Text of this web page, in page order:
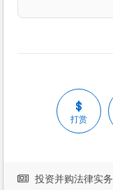
打赏
投资并购法律实务